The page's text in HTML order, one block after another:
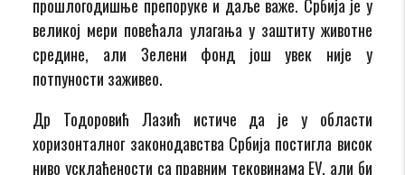
прошлогодишње препоруке и даље важе. Србија је у
великој мери повећала улагања у заштиту животне
средине, али Зелени фонд још увек није у
потпуности заживео.
Др Тодоровић Лазић истиче да је у области
хоризонталног законодавства Србија постигла висок
ниво усклађености са правним тековинама ЕУ, али би